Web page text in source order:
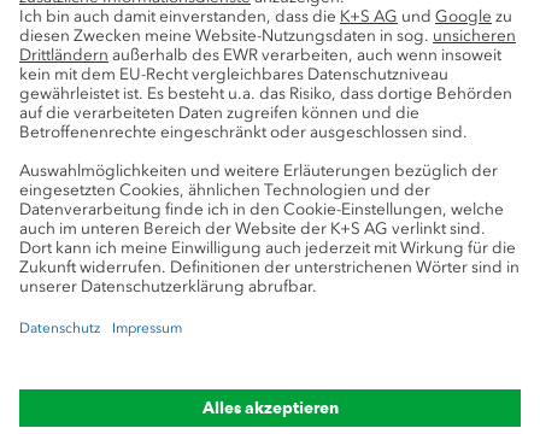
Service
Pressekontakte
K+S-Newsletter
K+S Fanshop
Bergbaulexikon
myK+S Kundenportal
Datenschutz Cookie-Einstellungen Impressum